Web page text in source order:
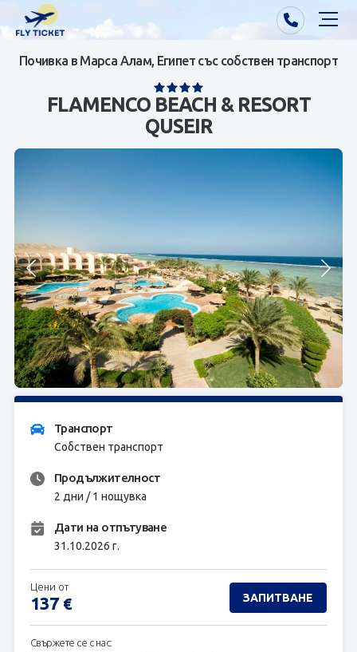
Почивки от Варна
Екзотика
Почивки от София/Пловдив/Бургас
Контакти
За нас
ЗАПИТВАНЕ
Почивка в Марса Алам, Египет със собствен транспорт
FLAMENCO BEACH & RESORT
QUSEIR
Транспорт
Собствен транспорт
Продължителност
2 дни / 1 нощувка
Дати на отпътуване
31.10.2026 г.
Свържете се с нас:
Цени от
137 € ЗАПИТВАНЕ